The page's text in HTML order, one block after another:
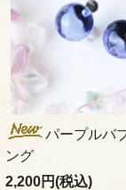
パープルバ
ング
2,200円(税込)